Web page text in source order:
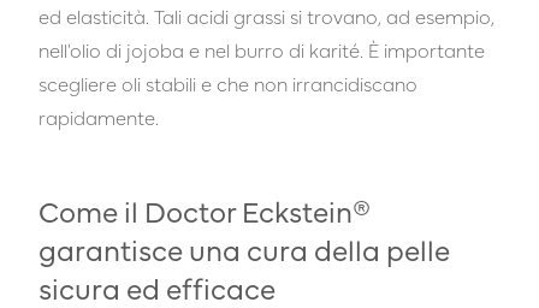
ed elasticità. Tali acidi grassi si trovano, ad esempio,
nell'olio di jojoba e nel burro di karité. È importante
scegliere oli stabili e che non irrancidiscano
rapidamente.
Come il Doctor Eckstein®
garantisce una cura della pelle
sicura ed efficace